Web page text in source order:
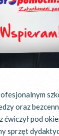
oraz
ćwiczył pod
sprzęt